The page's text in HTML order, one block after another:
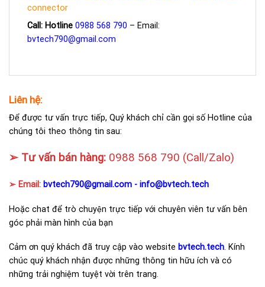
connector
Call: Hotline 0988 568 790 – Email:
bvtech790@gmail.com
Liên hệ:
Để được tư vấn trực tiếp, Quý khách chỉ cần gọi số Hotline của
chúng tôi theo thông tin sau:
➢ Tư vấn bán hàng: 0988 568 790 (Call/Zalo)
➢ Email: bvtech790@gmail.com - info@bvtech.tech
Hoặc chat để trò chuyện trực tiếp với chuyên viên tư vấn bên
góc phải màn hình của bạn
Cảm ơn quý khách đã truy cập vào website bvtech.tech. Kính
chúc quý khách nhận được những thông tin hữu ích và có
những trải nghiệm tuyệt vời trên trang.